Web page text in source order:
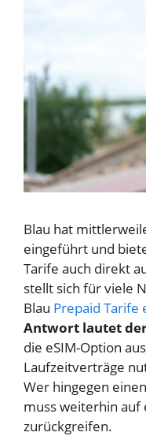
Blau hat
eingeführt und
Tarife auch direkt
stellt sich für viele
Blau Prepaid Tarife
Antwort lautet
die eSIM-Option
Laufzeitverträge
Wer hingegen
muss weiterhin auf
zurückgreifen.